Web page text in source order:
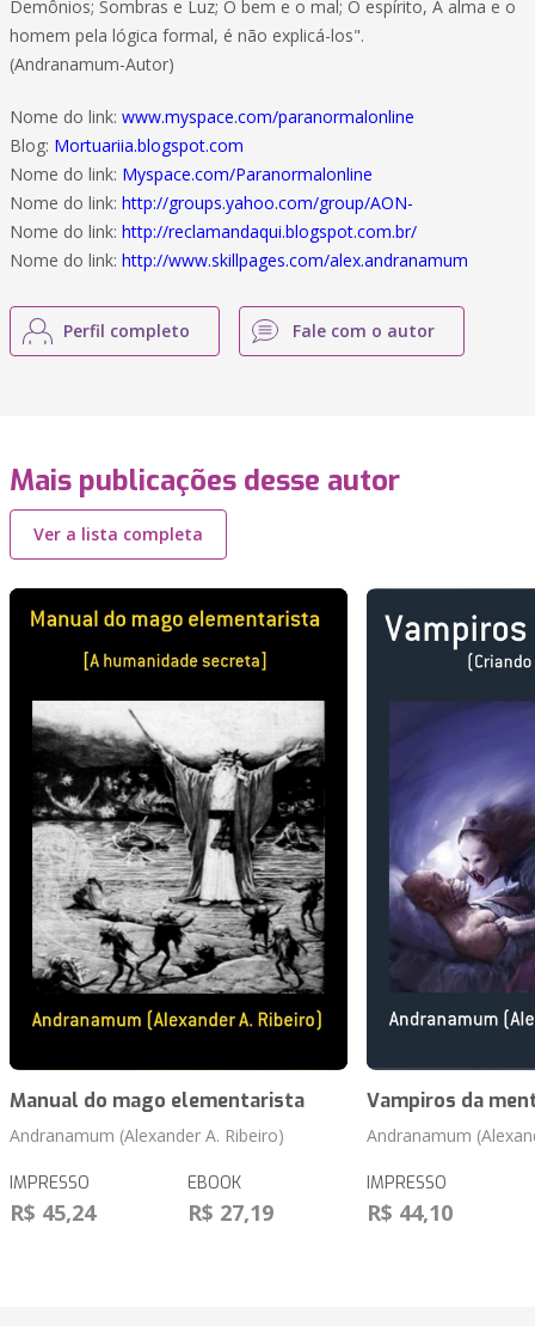
Demônios; Sombras e Luz; O bem e o mal; O espírito, A alma e o
homem pela lógica formal, é não explicá-los".
(Andranamum-Autor)
Nome do link: www.myspace.com/paranormalonline
Blog: Mortuariia.blogspot.com
Nome do link: Myspace.com/Paranormalonline
Nome do link: http://groups.yahoo.com/group/AON-
Nome do link: http://reclamandaqui.blogspot.com.br/
Nome do link: http://www.skillpages.com/alex.andranamum
Perfil completo Fale com o autor
Mais publicações desse autor
Ver a lista completa
Manual do mago elementarista
Andranamum (Alexander A. Ribeiro)
IMPRESSO
R$ 45,24
EBOOK
R$ 27,19
Vampiros da
Andranamum
IMPRESSO
R$ 44,10